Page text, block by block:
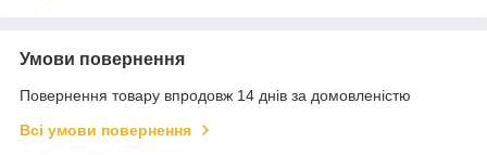
Умови повернення
Повернення товару впродовж 14 днів за домовленістю
Всі умови повернення